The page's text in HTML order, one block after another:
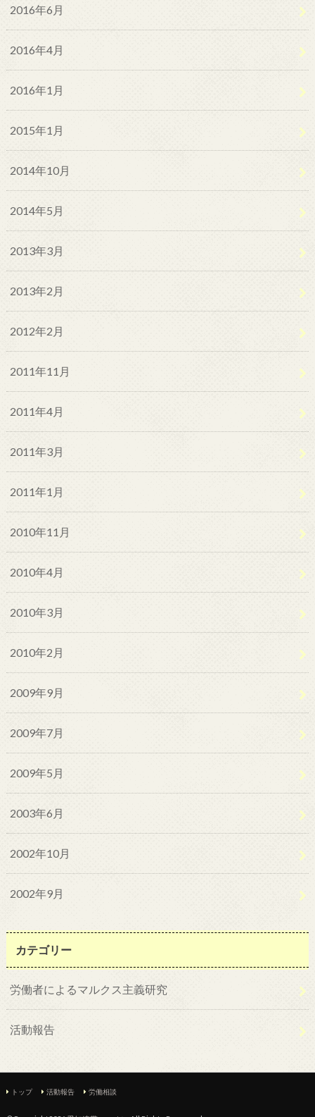
2016年6月
2016年4月
2016年1月
2015年1月
2014年10月
2014年5月
2013年3月
2013年2月
2012年2月
2011年11月
2011年4月
2011年3月
2011年1月
2010年11月
2010年4月
2010年3月
2010年2月
2009年9月
2009年7月
2009年5月
2003年6月
2002年10月
2002年9月
カテゴリー
労働者によるマルクス主義研究
活動報告
トップ 活動報告 労働相談